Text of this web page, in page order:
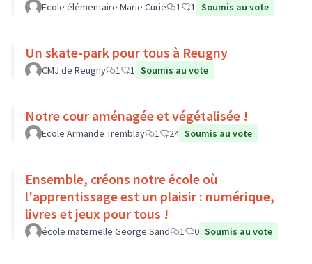
Ecole élémentaire Marie Curie 1 1 Soumis au vote
Un skate-park pour tous à Reugny
CMJ de Reugny 1 1 Soumis au vote
Notre cour aménagée et végétalisée !
Ecole Armande Tremblay 1 24 Soumis au vote
Ensemble, créons notre école où
l'apprentissage est un plaisir : numérique,
livres et jeux pour tous !
école maternelle George Sand 1 0 Soumis au vote